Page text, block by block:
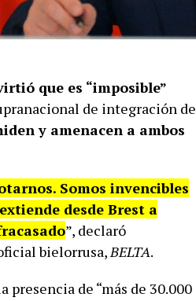
que es “imposible”
de integración de
y amenacen a ambos
Somos invencibles
desde Brest a
”, declaró
bielorrusa,BELTA.
de “más de 30.000